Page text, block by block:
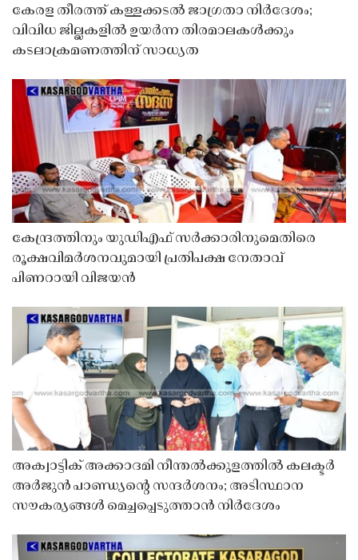
കേരള തീരത്ത് കള്ളക്കടൽ ജാഗ്രതാ നിർദേശം;
വിവിധ ജില്ലകളിൽ ഉയർന്ന തിരമാലകൾക്കും
കടലാക്രമണത്തിന് സാധ്യത
കേന്ദ്രത്തിനും യുഡിഎഫ് സർക്കാരിനുമെതിരെ
രൂക്ഷവിമർശനവുമായി പ്രതിപക്ഷ നേതാവ്
പിണറായി വിജയൻ
അക്വാട്ടിക് അക്കാദമി നീന്തൽക്കുളത്തിൽ കലക്ടർ
അർജുൻ പാണ്ഡ്യൻ്റെ സന്ദർശനം; അടിസ്ഥാന
സൗകര്യങ്ങൾ മെച്ചപ്പെടുത്താൻ നിർദേശം